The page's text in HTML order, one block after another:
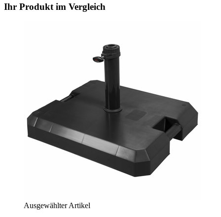
Ihr Produkt im Vergleich
Ausgewählter Artikel